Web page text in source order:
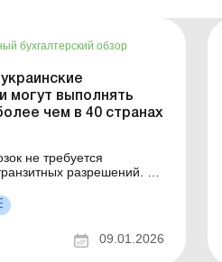
бухгалтерский обзор
могут выполнять
чем в 40 странах
не требуется
разрешений. С
перевозок в
по теме:
Украине и за границу
общин и
09.01.2026